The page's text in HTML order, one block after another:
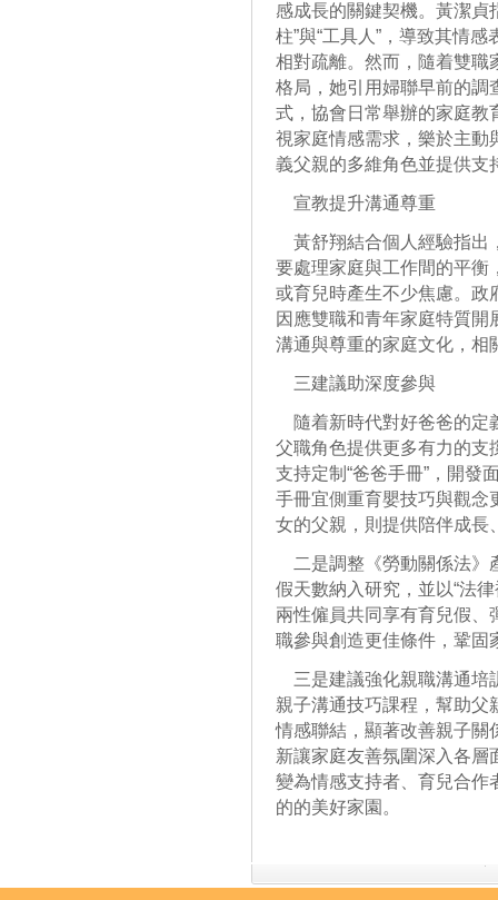
感成長的關鍵契機。黃潔貞
柱”與“工具人”，導致其情
相對疏離。然而，隨着雙職
格局，她引用婦聯早前的調
式，協會日常舉辦的家庭教
視家庭情感需求，樂於主動
義父親的多維角色並提供支
宣教提升溝通尊重
黃舒翔結合個人經驗指出
要處理家庭與工作間的平衡
或育兒時產生不少焦慮。政
因應雙職和青年家庭特質開
溝通與尊重的家庭文化，相
三建議助深度參與
隨着新時代對好爸爸的定
父職角色提供更多有力的支
支持定制“爸爸手冊”，開發
手冊宜側重育嬰技巧與觀念
女的父親，則提供陪伴成長
二是調整《勞動關係法》
假天數納入研究，並以“法
兩性僱員共同享有育兒假、
職參與創造更佳條件，鞏固
三是建議強化親職溝通培
親子溝通技巧課程，幫助父
情感聯結，顯著改善親子關
新讓家庭友善氛圍深入各層
變為情感支持者、育兒合作
的的美好家園。